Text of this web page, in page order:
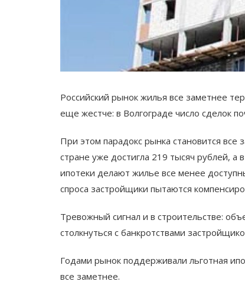
Российский рынок жилья все заметнее
еще жестче: в Волгограде число сделок
При этом парадокс рынка становится
стране уже достигла 219 тысяч рублей, а
ипотеки делают жилье все менее
спроса застройщики пытаются
Тревожный сигнал и в строительстве:
столкнуться с банкротствами
Годами рынок поддерживали льготная
все заметнее.